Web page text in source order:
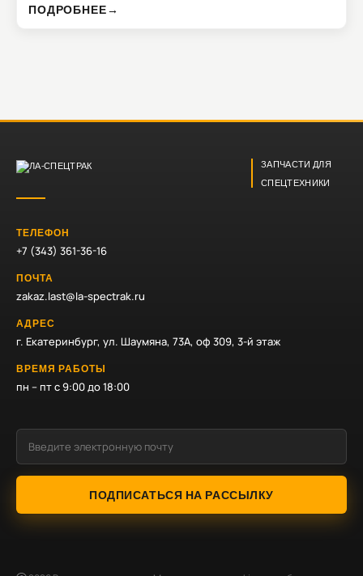
ПОДРОБНЕЕ→
ЗАПЧАСТИ ДЛЯ
СПЕЦТЕХНИКИ
ТЕЛЕФОН
+7 (343) 361-36-16
ПОЧТА
zakaz.last@la-spectrak.ru
АДРЕС
г. Екатеринбург, ул. Шаумяна, 73А, оф 309, 3-й этаж
ВРЕМЯ РАБОТЫ
пн – пт с 9:00 до 18:00
ПОДПИСАТЬСЯ НА РАССЫЛКУ